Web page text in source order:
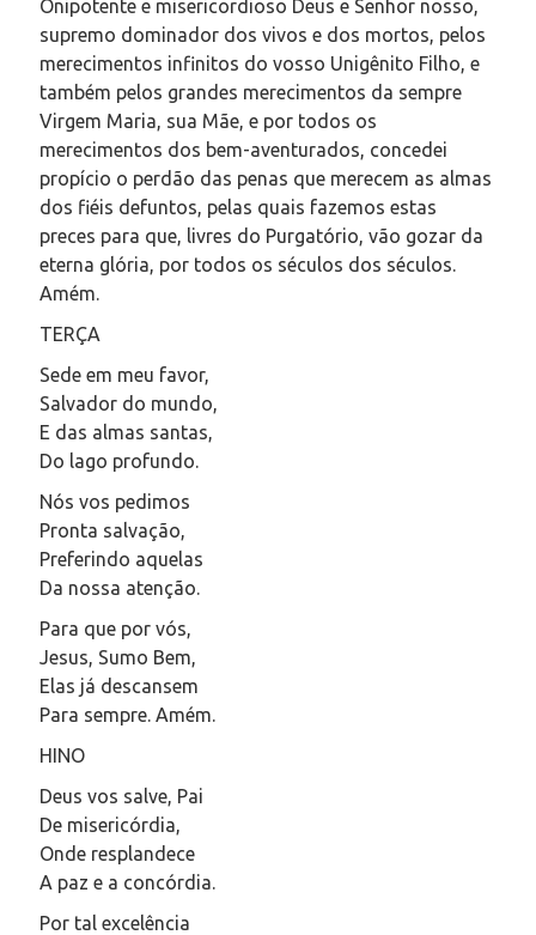
Onipotente e misericordioso Deus e Senhor nosso,
supremo dominador dos vivos e dos mortos, pelos
merecimentos infinitos do vosso Unigênito Filho, e
também pelos grandes merecimentos da sempre
Virgem Maria, sua Mãe, e por todos os
merecimentos dos bem-aventurados, concedei
propício o perdão das penas que merecem as almas
dos fiéis defuntos, pelas quais fazemos estas
preces para que, livres do Purgatório, vão gozar da
eterna glória, por todos os séculos dos séculos.
Amém.
TERÇA
Sede em meu favor,
Salvador do mundo,
E das almas santas,
Do lago profundo.
Nós vos pedimos
Pronta salvação,
Preferindo aquelas
Da nossa atenção.
Para que por vós,
Jesus, Sumo Bem,
Elas já descansem
Para sempre. Amém.
HINO
Deus vos salve, Pai
De misericórdia,
Onde resplandece
A paz e a concórdia.
Por tal excelência